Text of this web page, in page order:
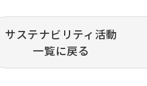
サステナビリティ活動
一覧に戻る